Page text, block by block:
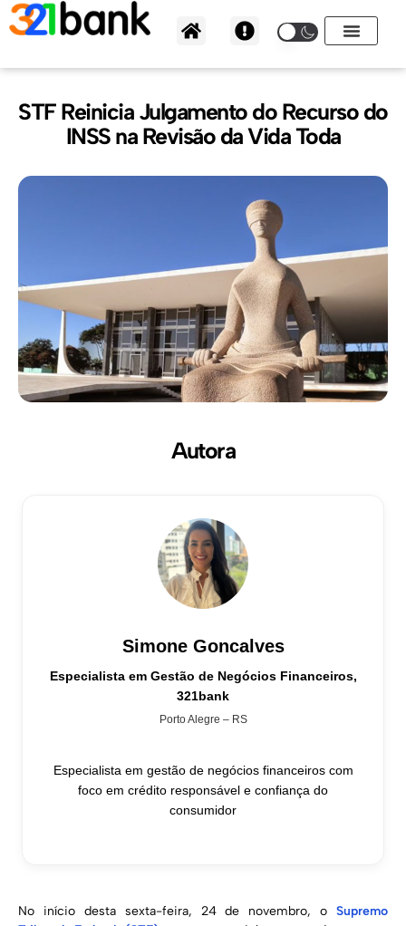
para
conteúdo
STF Reinicia Julgamento do Recurso do
INSS na Revisão da Vida Toda
Autora
Simone Goncalves
Especialista em Gestão de Negócios Financeiros,
321bank
Porto Alegre – RS
Especialista em gestão de negócios financeiros com
foco em crédito responsável e confiança do
consumidor
No início desta sexta-feira, 24 de novembro, o Supremo